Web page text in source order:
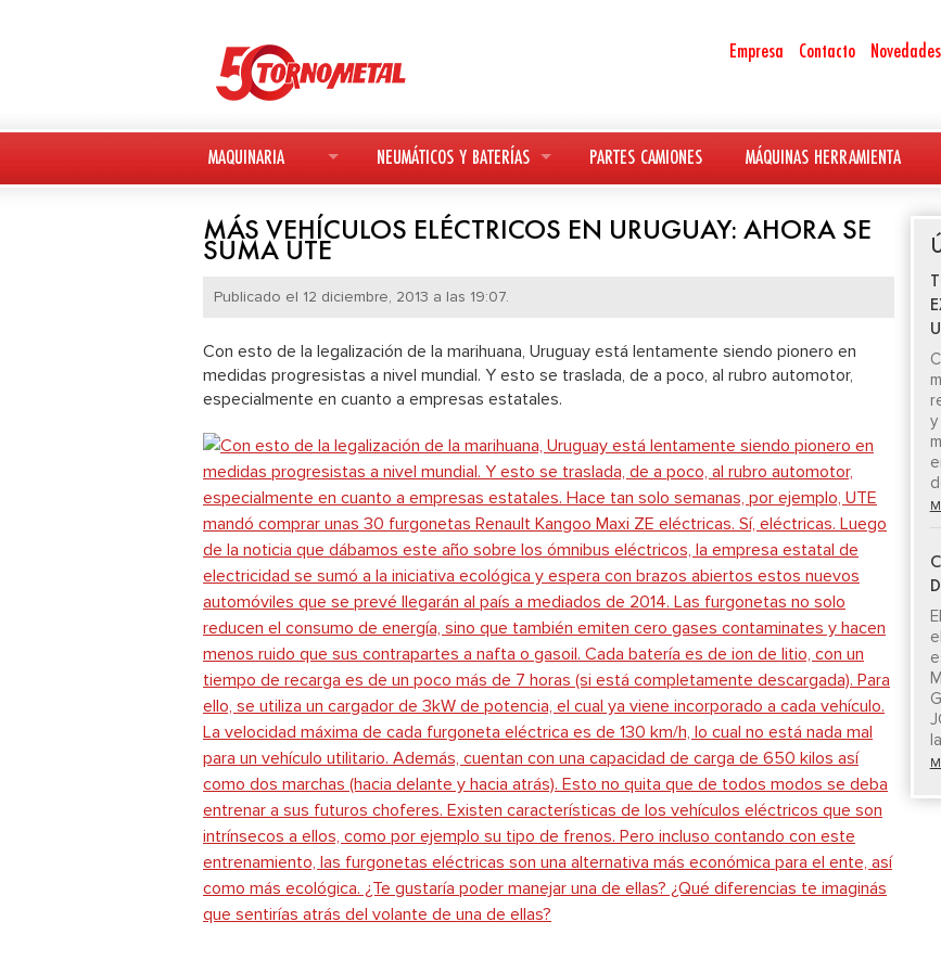
Empresa Contacto Novedades
MAQUINARIA
MAQUINARIA NUEVA
MAQUINARIA USADA
AVANT
KESLA
NEUMÁTICOS Y BATERÍAS
NEUMÁTICOS
PARTES CAMIONES MÁQUINAS HERRAMIENTA
MÁS VEHÍCULOS ELÉCTRICOS EN URUGUAY: AHORA SE
SUMA UTE
Publicado el 12 diciembre, 2013 a las 19:07.
Con esto de la legalización de la marihuana, Uruguay está lentamente siendo pionero en
medidas progresistas a nivel mundial. Y esto se traslada, de a poco, al rubro automotor,
especialmente en cuanto a empresas estatales.